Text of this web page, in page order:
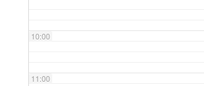
10:00
11:00